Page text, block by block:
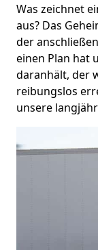
Was zeichnet
aus? Das
der
einen Plan hat
daranhält, der
reibungslos
unsere